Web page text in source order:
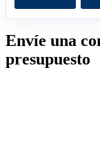
Envíe una
presupuesto